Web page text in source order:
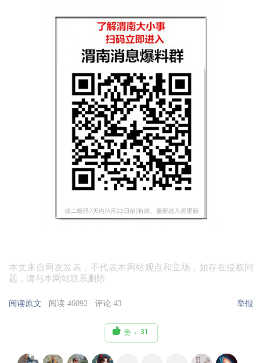
本文来自网友发表，不代表本网站观点和立场，如存在侵权问
题，请与本网站联系删除
阅读原文 阅读 46092 评论 43 举报
 赞 31